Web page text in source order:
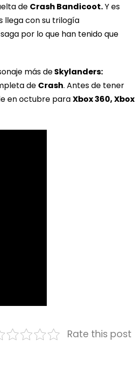
de Crash Bandicoot.Y es
llega con su trilogía
por lo que han tenido que
más deSkylanders:
de Crash. Antes de tener
en octubre paraXbox 360, Xbox
Rate this post